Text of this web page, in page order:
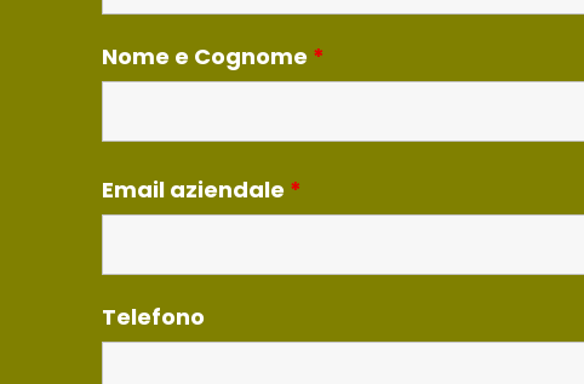
Nome e Cognome *
Email aziendale *
Telefono